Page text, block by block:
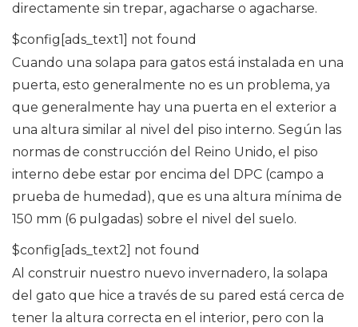
directamente sin trepar, agacharse o agacharse.
$config[ads_text1] not found
Cuando una solapa para gatos está instalada en una
puerta, esto generalmente no es un problema, ya
que generalmente hay una puerta en el exterior a
una altura similar al nivel del piso interno. Según las
normas de construcción del Reino Unido, el piso
interno debe estar por encima del DPC (campo a
prueba de humedad), que es una altura mínima de
150 mm (6 pulgadas) sobre el nivel del suelo.
$config[ads_text2] not found
Al construir nuestro nuevo invernadero, la solapa
del gato que hice a través de su pared está cerca de
tener la altura correcta en el interior, pero con la